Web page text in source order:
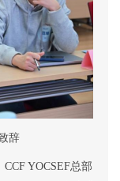
辞
CCF YOCSEF总部